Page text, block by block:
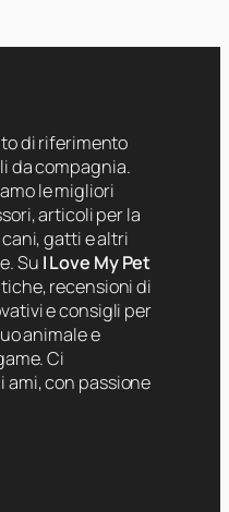
di riferimento
da compagnia.
le migliori
articoli per la
gatti e altri
Su I Love My Pet
recensioni di
e consigli per
animale e
Ci
ami, con passione